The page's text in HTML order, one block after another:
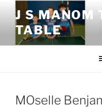
contenu
principal
J S MANOM
TABLE
MOselle